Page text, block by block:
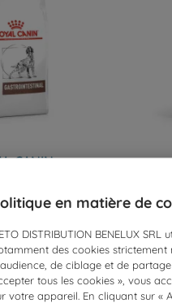
CANIN
DIET
Intestinal
2 kg
€
en matière de
DISTRIBUTION BENELUX
des cookies strictement
de ciblage et de
tous les cookies », vous
votre appareil. En cliquant sur «